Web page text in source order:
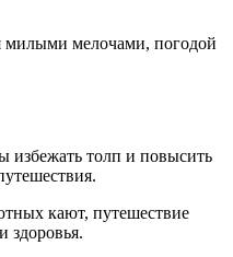
милыми мелочами, погодой
избежать толп и повысить
кают, путешествие
здоровья.